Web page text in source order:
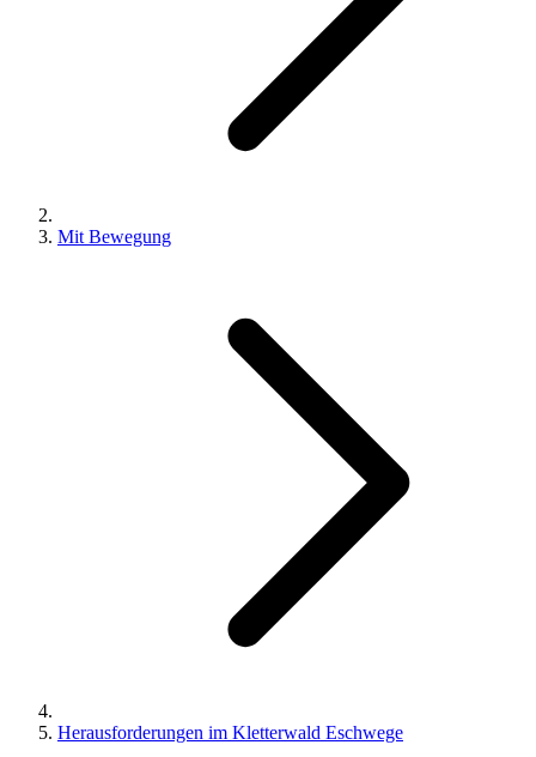
Mit Bewegung
Herausforderungen im Kletterwald Eschwege